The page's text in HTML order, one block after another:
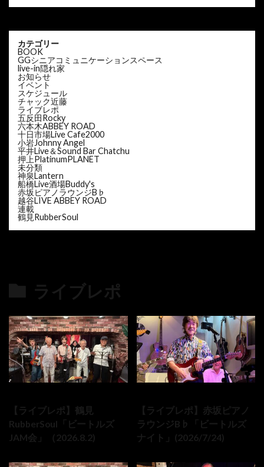
カテゴリー
BOOK
GGシニアコミュニケーションスペース
live-in隠れ家
お知らせ
イベント
スケジュール
チャック近藤
ライブレポ
五反田Rocky
六本木ABBEY ROAD
十日市場Live Cafe2000
小岩Johnny Angel
平井Live＆Sound Bar Chatchu
押上PlatinumPLANET
未分類
神泉Lantern
船橋Live酒場Buddy's
赤坂ピアノラウンジB♭
越谷LIVE ABBEY ROAD
連載
鶴見RubberSoul
ライブレポ
【ライブレポ】鶴見
RubberSoul「ビートルズ
JAM会」（2026.8.2)
【ライブレポ】赤坂ピアノ
ラウンジB♭「ビートルズ
ナイト」(2026/7/24)